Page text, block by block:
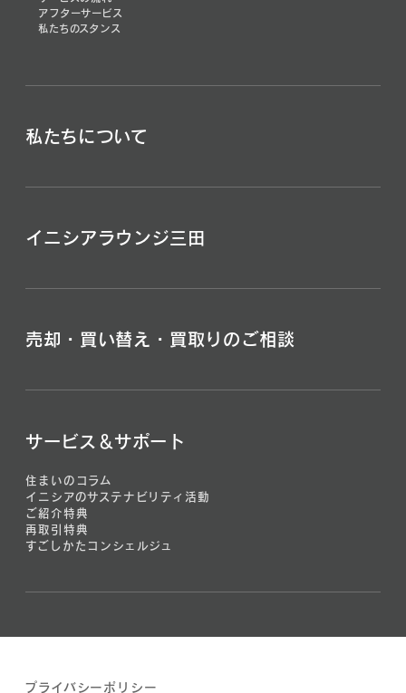
アフターサービス
私たちのスタンス
私たちについて
イニシアラウンジ三田
売却・買い替え・買取りのご相談
サービス＆サポート
住まいのコラム
イニシアのサステナビリティ活動
ご紹介特典
再取引特典
すごしかたコンシェルジュ
プライバシーポリシー